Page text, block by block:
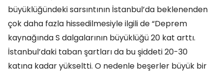
büyüklüğündeki sarsıntının İstanbul’da beklenenden
çok daha fazla hissedilmesiyle ilgili de “Deprem
kaynağında S dalgalarının büyüklüğü 20 kat arttı.
İstanbul’daki taban şartları da bu şiddeti 20-30
katına kadar yükseltti. O nedenle beşerler büyük bir